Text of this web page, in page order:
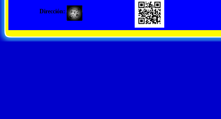
Dirección: